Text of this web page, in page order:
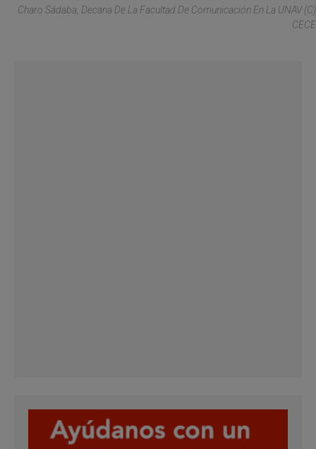
Charo Sádaba, Decana De La Facultad De Comunicación En La UNAV (C)
CECE